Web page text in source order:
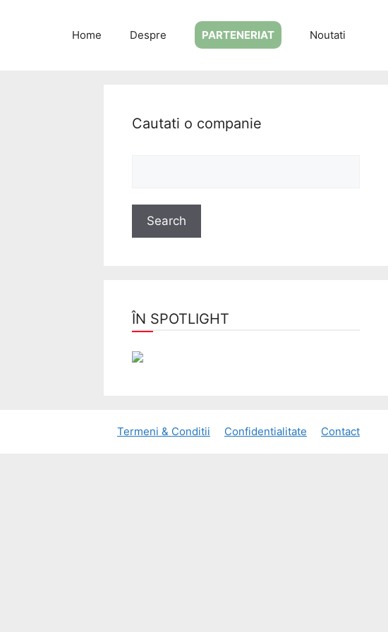
Home Despre PARTENERIAT Noutati
Cautati o companie
ÎN SPOTLIGHT
Termeni & Conditii Confidentialitate Contact